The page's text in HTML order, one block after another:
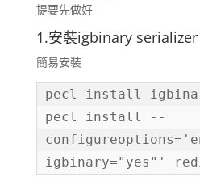
提要先做好
1.安裝igbinary serializer
簡易安裝
pecl install
pecl install --
igbinary="yes"'